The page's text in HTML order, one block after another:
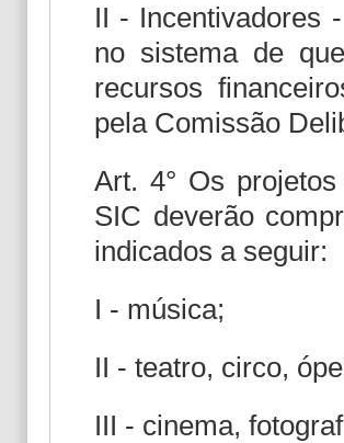
II - Incentivadores
no sistema de
recursos
pela Comissão
Art. 4° Os
SIC deverão
indicados a seguir:
I - música;
II - teatro, circo,
III - cinema,